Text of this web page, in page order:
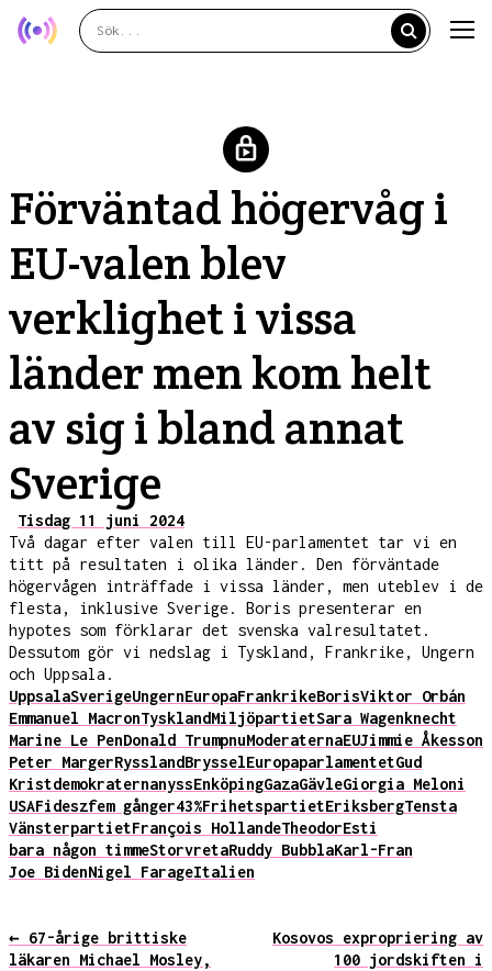
Förväntad högervåg i
EU-valen blev
verklighet i vissa
länder men kom helt
av sig i bland annat
Sverige
Tisdag 11 juni 2024
Två dagar efter valen till EU-parlamentet tar vi en
titt på resultaten i olika länder. Den förväntade
högervågen inträffade i vissa länder, men uteblev i de
flesta, inklusive Sverige. Boris presenterar en
hypotes som förklarar det svenska valresultatet.
Dessutom gör vi nedslag i Tyskland, Frankrike, Ungern
och Uppsala.
UppsalaSverigeUngernEuropaFrankrikeBorisViktor Orbán
Emmanuel MacronTysklandMiljöpartietSara Wagenknecht
Marine Le PenDonald TrumpnuModeraternaEUJimmie Åkesson
Peter MargerRysslandBrysselEuropaparlamentetGud
KristdemokraternanyssEnköpingGazaGävleGiorgia Meloni
USAFideszfem gånger43%FrihetspartietEriksbergTensta
VänsterpartietFrançois HollandeTheodorEsti
bara någon timmeStorvretaRuddy BubblaKarl-Fran
Joe BidenNigel FarageItalien
← 67-årige brittiske
läkaren Michael Mosley,
Kosovos expropriering av
100 jordskiften i